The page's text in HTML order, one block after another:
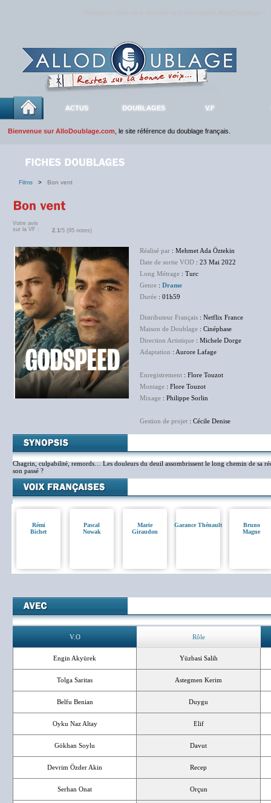
ACTUS DOUBLAGES V.F
Bienvenue sur AlloDoublage.com , le site référence du doublage français.
Films > Bon vent
Votre avis
sur la VF :
2.1/5 (95 notes)
Réalisé par : Mehmet Ada Öztekin
Date de sortie VOD : 23 Mai 2022
Long Métrage : Turc
Genre : Drame
Durée : 01h59
Distributeur Français : Netflix France
Maison de Doublage : Cinéphase
Direction Artistique : Michele Dorge
Adaptation : Aurore Lafage
Enregistrement : Flore Touzot
Montage : Flore Touzot
Mixage : Philippe Sorlin
Gestion de projet : Cécile Denise
Chagrin, culpabilité, remords… Les douleurs du deuil assombrissent le long chemin de sa
son passé ?
Rémi
Bichet
Pascal
Nowak
Marie
Giraudon
Garance Thénault
Bruno
Magne
V.O Rôle
Engin Akyürek Yüzbasi Salih
Tolga Saritas Astegmen Kerim
Belfu Benian Duygu
Oyku Naz Altay Elif
Gökhan Soylu Davut
Devrim Özder Akin Recep
Serhan Onat Orçun